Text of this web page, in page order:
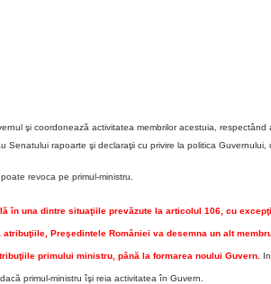
şi coordonează activitatea membrilor acestuia, respectând
Senatului rapoarte şi declaraţii cu privire la politica Guvernului,
revoca pe primul-ministru.
în una dintre situaţiile prevăzute la articolul 106, cu
Preşedintele României va desemna un alt
primului ministru, până la formarea noului Guvern.
primul-ministru îşi reia activitatea în Guvern.